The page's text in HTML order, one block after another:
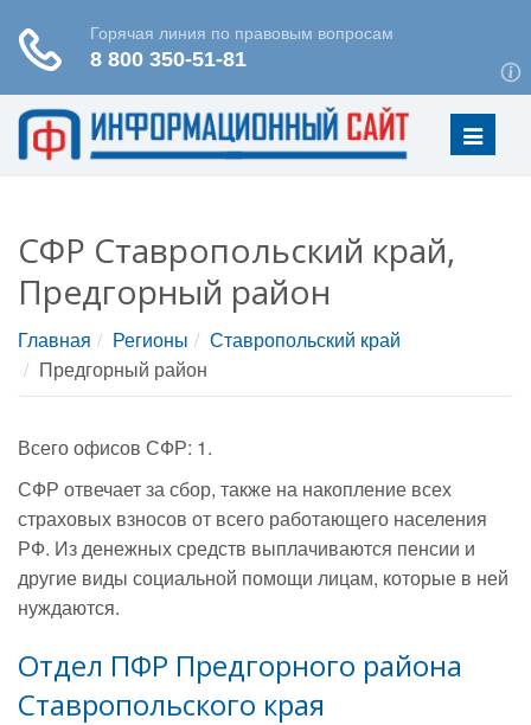
Меню
СФР Ставропольский край,
Предгорный район
Главная Регионы
Ставропольский край
Предгорный район
Всего офисов СФР: 1.
СФР отвечает за сбор, также на накопление всех
страховых взносов от всего работающего населения
РФ. Из денежных средств выплачиваются пенсии и
другие виды социальной помощи лицам, которые в ней
нуждаются.
Отдел ПФР Предгорного района
Ставропольского края